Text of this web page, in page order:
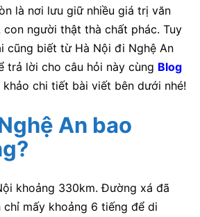
là nơi lưu giữ nhiều giá trị văn
con người thật thà chất phác. Tuy
cũng biết từ Hà Nội đi Nghệ An
trả lời cho câu hỏi này cùng Blog
khảo chi tiết bài viết bên dưới nhé!
An bao
khoảng 330km. Đường xá đã
mấy khoảng 6 tiếng để di